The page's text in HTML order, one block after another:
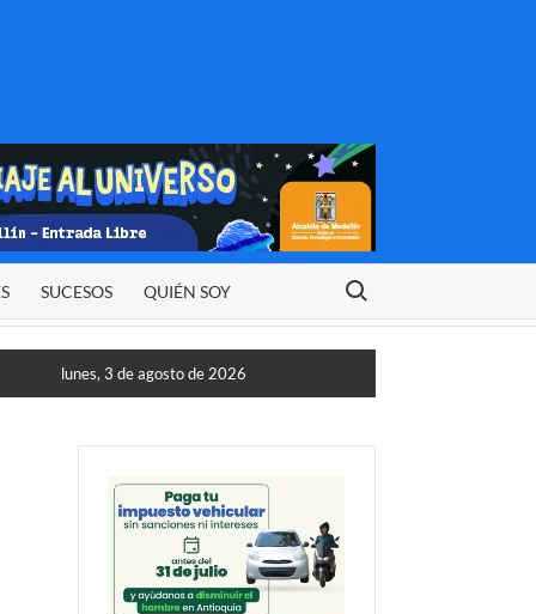
SUCESOS QUIÉN SOY
Buscar:
lunes, 3 de agosto de 2026